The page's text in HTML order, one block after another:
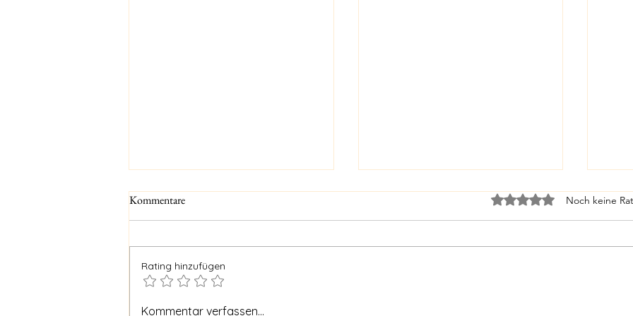
Scoopy am letzten Tag am Limit
Kommentare Mit 0 von 5 Sternen
Noch keine
Rating hinzufügen
Kommentar verfassen...